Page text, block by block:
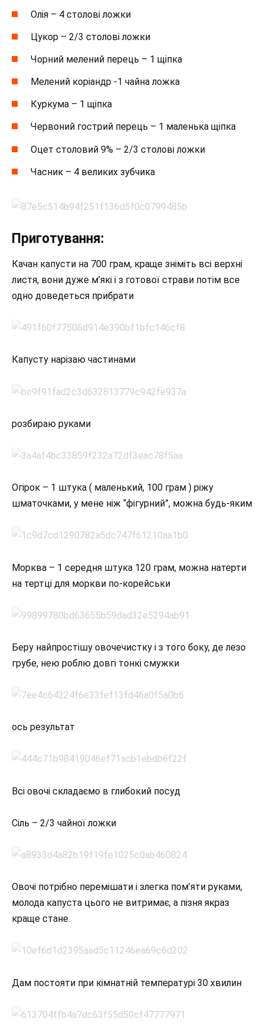
Олія – 4 столові ложки
Цукор – 2/3 столові ложки
Чорний мелений перець – 1 щіпка
Мелений коріандр -1 чайна ложка
Куркума – 1 щіпка
Червоний гострий перець – 1 маленька щіпка
Оцет столовий 9% – 2/3 столові ложки
Часник – 4 великих зубчика
Приготування:
Качан капусти на 700 грам, краще зніміть всі верхні
листя, вони дуже м’які і з готової страви потім все
одно доведеться прибрати
Капусту нарізаю частинами
розбираю руками
Огірок – 1 штука ( маленький, 100 грам ) ріжу
шматочками, у мене ніж “фігурний”, можна будь-яким
Морква – 1 середня штука 120 грам, можна натерти
на тертці для моркви по-корейськи
Беру найпростішу овочечистку і з того боку, де лезо
грубе, нею роблю довгі тонкі смужки
ось результат
Всі овочі складаємо в глибокий посуд
Сіль – 2/3 чайної ложки
Овочі потрібно перемішати і злегка пом’яти руками,
молода капуста цього не витримає, а пізня якраз
краще стане.
Дам постояти при кімнатній температурі 30 хвилин